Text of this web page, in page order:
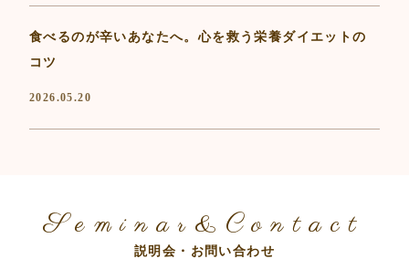
食べるのが辛いあなたへ。心を救う栄養ダイエットの
コツ
2026.05.20
Seminar&Contact
説明会・お問い合わせ